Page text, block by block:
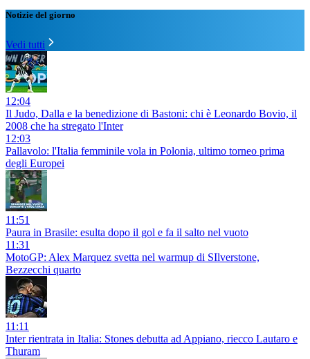
Notizie del giorno
Vedi tutti
12:04
Il Judo, Dalla e la benedizione di Bastoni: chi è Leonardo Bovio, il
2008 che ha stregato l'Inter
12:03
Pallavolo: l'Italia femminile vola in Polonia, ultimo torneo prima
degli Europei
11:51
Paura in Brasile: esulta dopo il gol e fa il salto nel vuoto
11:31
MotoGP: Alex Marquez svetta nel warmup di SIlverstone,
Bezzecchi quarto
11:11
Inter rientrata in Italia: Stones debutta ad Appiano, riecco Lautaro e
Thuram